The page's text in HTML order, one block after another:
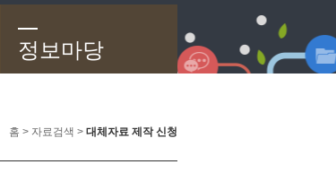
정보마당
홈 > 자료검색 > 대체자료 제작 신청